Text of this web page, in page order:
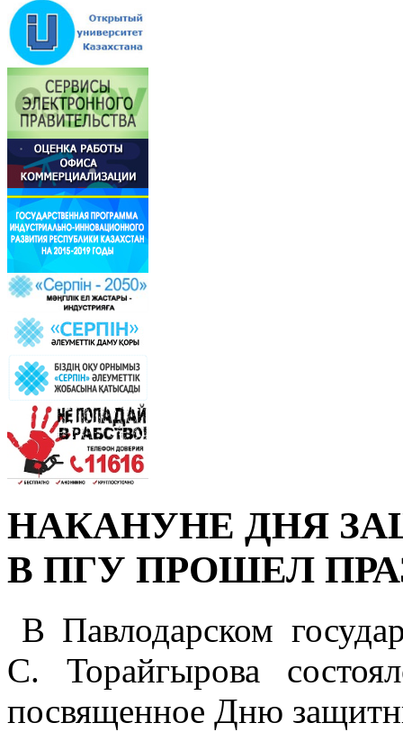
НАКАНУНЕ ДНЯ
В ПГУ ПРОШЕЛ
В Павлодарском
С. Торайгырова
посвященное Дню